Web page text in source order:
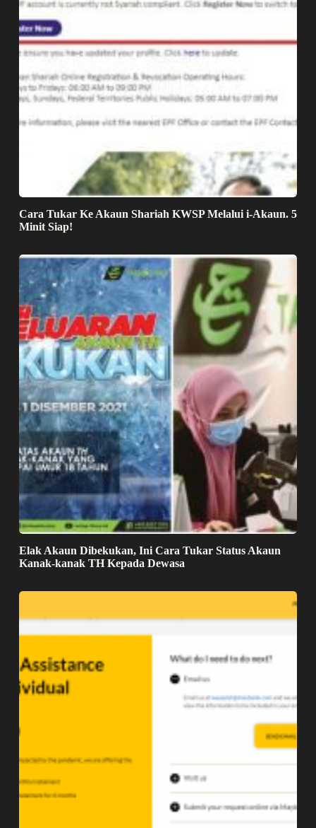
Cara Tukar Ke Akaun Shariah KWSP Melalui i-Akaun. 5
Minit Siap!
Elak Akaun Dibekukan, Ini Cara Tukar Status Akaun
Kanak-kanak TH Kepada Dewasa